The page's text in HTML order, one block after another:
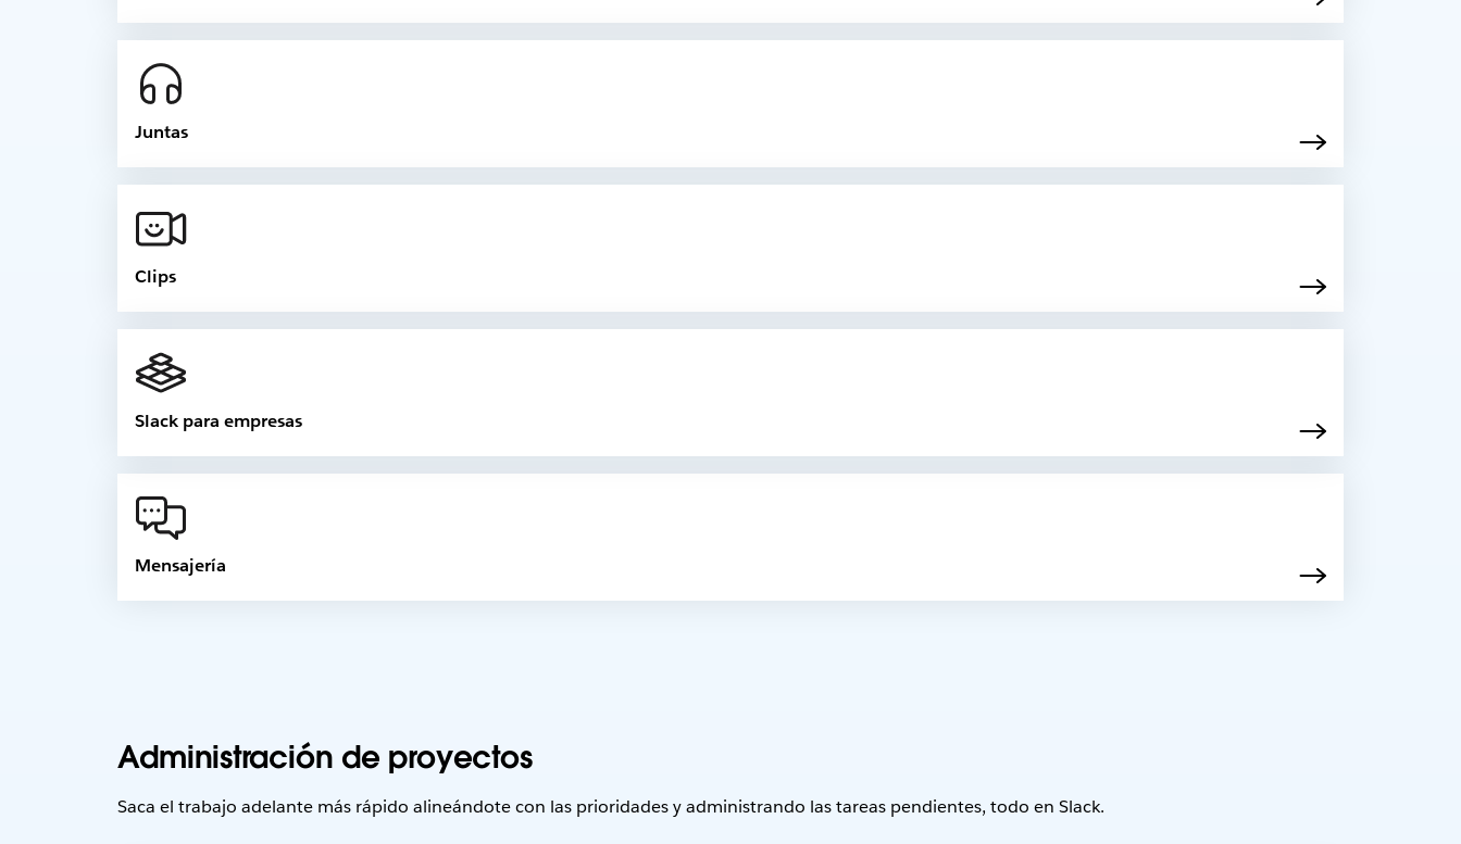
Juntas
Clips
Mensajería
Slack para empresas
Administración de proyectos
Saca el trabajo adelante más rápido alineándote con las prioridades y administrando las tareas pendientes, todo en Slack.